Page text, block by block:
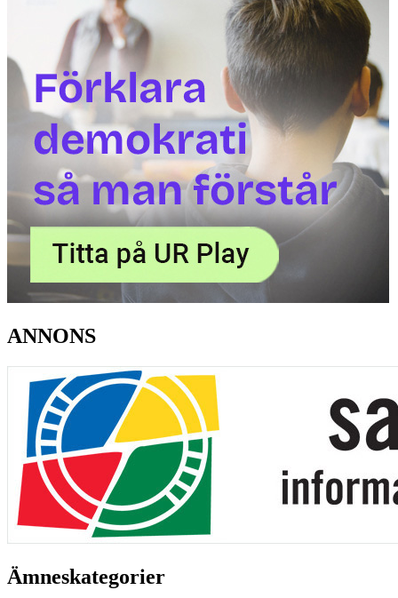
ANNONS
Ämneskategorier